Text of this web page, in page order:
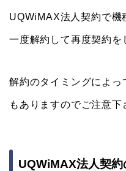
UQWiMAX法人契約で機
一度解約して再度契約を
解約のタイミングによっ
もありますのでご注意下
UQWiMAX法人契約